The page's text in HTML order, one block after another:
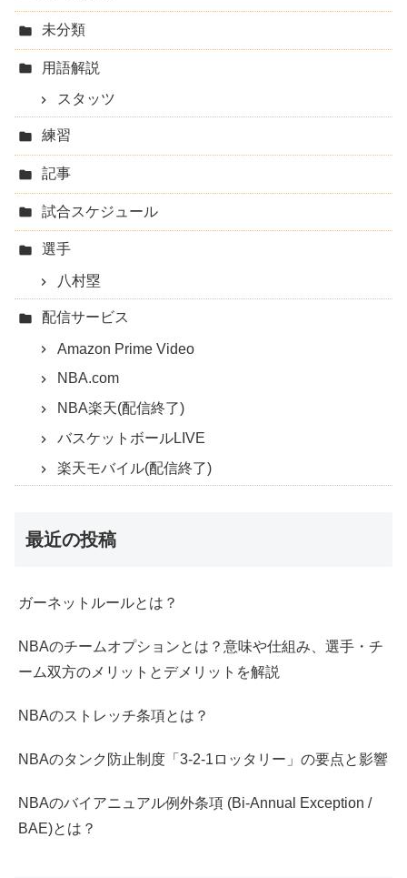
未分類
用語解説
スタッツ
練習
記事
試合スケジュール
選手
八村塁
配信サービス
Amazon Prime Video
NBA.com
NBA楽天(配信終了)
バスケットボールLIVE
楽天モバイル(配信終了)
最近の投稿
ガーネットルールとは？
NBAのチームオプションとは？意味や仕組み、選手・チ
ーム双方のメリットとデメリットを解説
NBAのストレッチ条項とは？
NBAのタンク防止制度「3-2-1ロッタリー」の要点と影響
NBAのバイアニュアル例外条項 (Bi-Annual Exception /
BAE)とは？